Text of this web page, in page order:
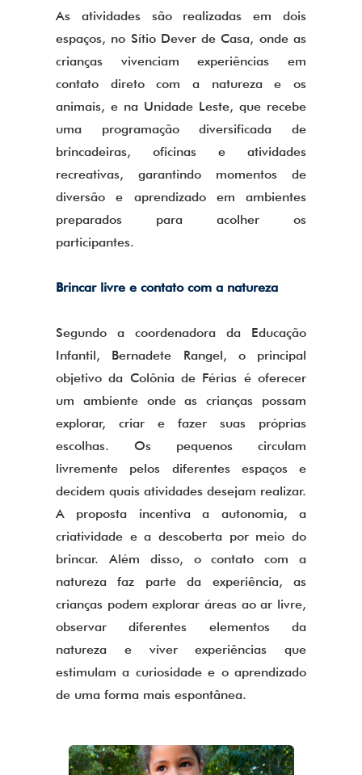
As atividades são realizadas em dois
espaços, no Sítio Dever de Casa, onde as
crianças vivenciam experiências em
contato direto com a natureza e os
animais, e na Unidade Leste, que recebe
uma programação diversificada de
brincadeiras, oficinas e atividades
recreativas, garantindo momentos de
diversão e aprendizado em ambientes
preparados para acolher os
participantes.
Brincar livre e contato com a natureza
Segundo a coordenadora da Educação
Infantil, Bernadete Rangel, o principal
objetivo da Colônia de Férias é oferecer
um ambiente onde as crianças possam
explorar, criar e fazer suas próprias
escolhas. Os pequenos circulam
livremente pelos diferentes espaços e
decidem quais atividades desejam realizar.
A proposta incentiva a autonomia, a
criatividade e a descoberta por meio do
brincar. Além disso, o contato com a
natureza faz parte da experiência, as
crianças podem explorar áreas ao ar livre,
observar diferentes elementos da
natureza e viver experiências que
estimulam a curiosidade e o aprendizado
de uma forma mais espontânea.